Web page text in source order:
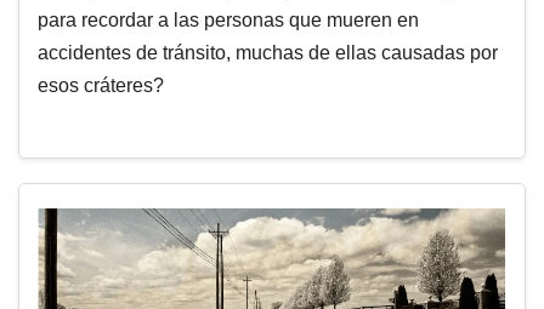
para recordar a las personas que mueren en
accidentes de tránsito, muchas de ellas causadas por
esos cráteres?